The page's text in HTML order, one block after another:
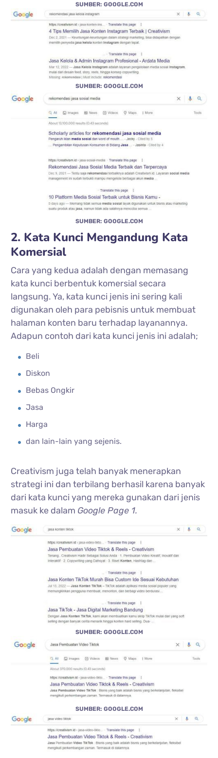
SUMBER: GOOGLE.COM
SUMBER: GOOGLE.COM
SUMBER: GOOGLE.COM
2. Kata Kunci Mengandung Kata
Komersial
Cara yang kedua adalah dengan memasang
kata kunci berbentuk komersial secara
langsung. Ya, kata kunci jenis ini sering kali
digunakan oleh para pebisnis untuk membuat
halaman konten baru terhadap layanannya.
Adapun contoh dari kata kunci jenis ini adalah;
Beli
Diskon
Bebas Ongkir
Jasa
Harga
dan lain-lain yang sejenis.
Creativism juga telah banyak menerapkan
strategi ini dan terbilang berhasil karena banyak
dari kata kunci yang mereka gunakan dari jenis
masuk ke dalam Google Page 1.
SUMBER: GOOGLE.COM
SUMBER: GOOGLE.COM